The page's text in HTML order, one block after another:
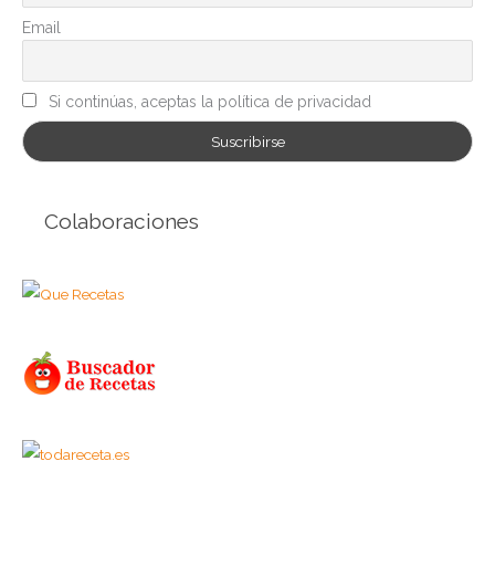
a
s
Email
Si continúas, aceptas la política de privacidad
Colaboraciones